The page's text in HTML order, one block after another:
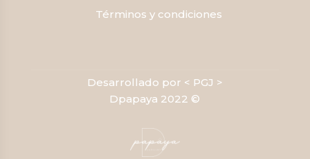
Términos y condiciones
Desarrollado por < PGJ >
Dpapaya 2022 ©